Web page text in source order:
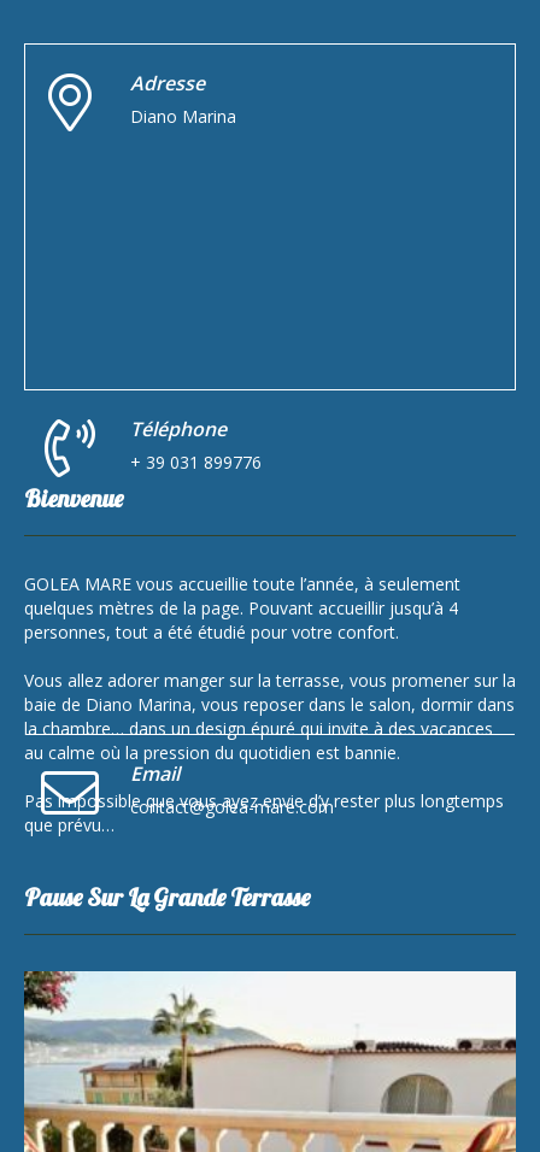
Adresse
Diano Marina
Téléphone
+ 39 031 899776
Email
contact@golea-mare.com
Bienvenue
GOLEA MARE vous accueillie toute l’année, à seulement
quelques mètres de la page. Pouvant accueillir jusqu’à 4
personnes, tout a été étudié pour votre confort.
Vous allez adorer manger sur la terrasse, vous promener sur la
baie de Diano Marina, vous reposer dans le salon, dormir dans
la chambre… dans un design épuré qui invite à des vacances
au calme où la pression du quotidien est bannie.
Pas impossible que vous ayez envie d’y rester plus longtemps
que prévu…
Pause Sur La Grande Terrasse